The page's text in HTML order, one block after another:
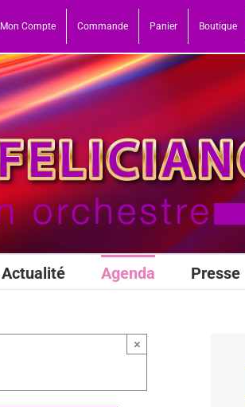
Mon Compte Commande Panier Boutique
Actualité Agenda Presse
×